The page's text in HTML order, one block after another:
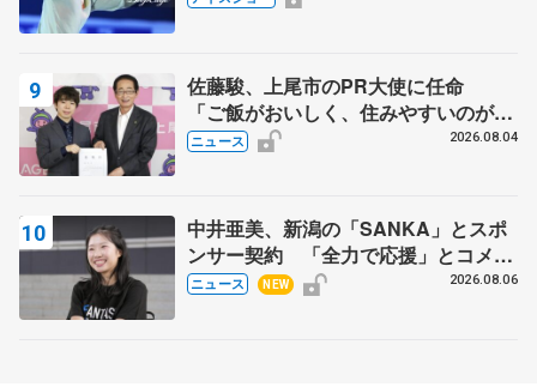
佐藤駿、上尾市のPR大使に任命
「ご飯がおいしく、住みやすいのが魅
力」
ニュース 2026.08.04
中井亜美、新潟の「SANKA」とスポ
ンサー契約 「全力で応援」とコメン
ト
ニュース NEW 2026.08.06